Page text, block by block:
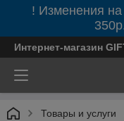
! Изменения
Интернет-магазин
Товары и услуги